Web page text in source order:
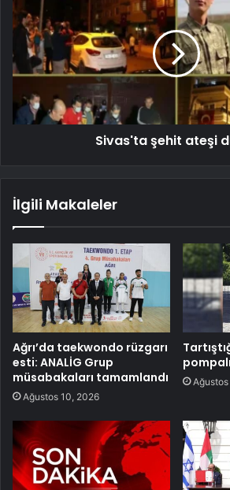
Sivas'ta şehit ateşi
İlgili Makaleler
Ağrı’da taekwondo rüzgarı
esti: ANALİG Grup
müsabakaları tamamlandı
Ağustos 10, 2026